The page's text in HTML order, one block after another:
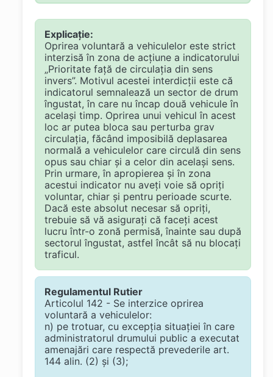
Explicație:
Oprirea voluntară a vehiculelor este strict
interzisă în zona de acțiune a indicatorului
„Prioritate față de circulația din sens
invers”. Motivul acestei interdicții este că
indicatorul semnalează un sector de drum
îngustat, în care nu încap două vehicule în
același timp. Oprirea unui vehicul în acest
loc ar putea bloca sau perturba grav
circulația, făcând imposibilă deplasarea
normală a vehiculelor care circulă din sens
opus sau chiar și a celor din același sens.
Prin urmare, în apropierea și în zona
acestui indicator nu aveți voie să opriți
voluntar, chiar și pentru perioade scurte.
Dacă este absolut necesar să opriți,
trebuie să vă asigurați că faceți acest
lucru într-o zonă permisă, înainte sau după
sectorul îngustat, astfel încât să nu blocați
traficul.
Regulamentul Rutier
Articolul 142 - Se interzice oprirea
voluntară a vehiculelor:
n) pe trotuar, cu excepţia situaţiei în care
administratorul drumului public a executat
amenajări care respectă prevederile art.
144 alin. (2) şi (3);